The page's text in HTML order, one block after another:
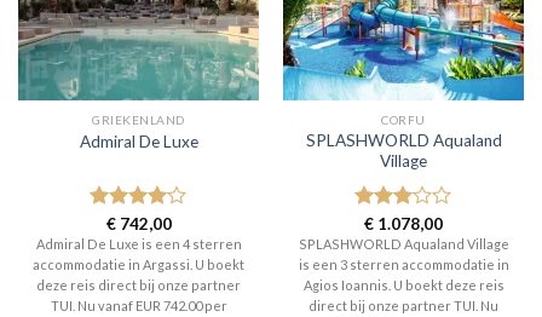
GRIEKENLAND
Admiral De Luxe
Gewaardeerd
4uit 5
€742,00
Admiral De Luxe is een 4 sterren
accommodatie in Argassi. U boekt
deze reis direct bij onze partner
TUI. Nu vanaf EUR 742.00 per
CORFU
SPLASHWORLD Aqualand
Village
Gewaardeerd
3uit 5
€ 1.078,00
SPLASHWORLD Aqualand Village
is een 3 sterren accommodatie in
Agios Ioannis. U boekt deze reis
direct bij onze partner TUI. Nu